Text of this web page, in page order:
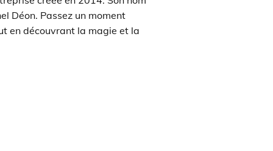
Déon. Passez un moment
en découvrant la magie et la